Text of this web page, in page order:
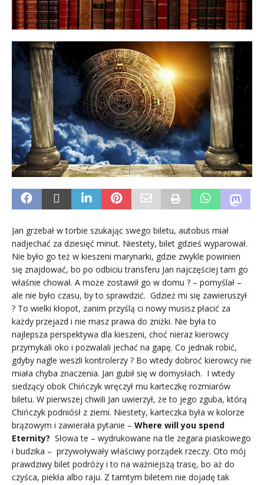
Jan grzebał w torbie szukając swego biletu, autobus miał
nadjechać za dziesięć minut. Niestety, bilet gdzieś wyparował.
Nie było go też w kieszeni marynarki, gdzie zwykle powinien
się znajdować, bo po odbiciu transferu Jan najczęściej tam go
właśnie chował. A może zostawił go w domu ? – pomyślał –
ale nie było czasu, by to sprawdzić. Gdzież mi się zawieruszył
? To wielki kłopot, zanim przyślą ci nowy musisz płacić za
każdy przejazd i nie masz prawa do zniżki. Nie była to
najlepsza perspektywa dla kieszeni, choć nieraz kierowcy
przymykali oko i pozwalali jechać na gapę. Co jednak robić,
gdyby nagle weszli kontrolerzy ? Bo wtedy dobroć kierowcy nie
miała chyba znaczenia. Jan gubił się w domysłach. I wtedy
siedzący obok Chińczyk wręczył mu karteczkę rozmiarów
biletu. W pierwszej chwili Jan uwierzył, że to jego zguba, którą
Chińczyk podniósł z ziemi. Niestety, karteczka była w kolorze
brązowym i zawierała pytanie – Where will you spend
Eternity? Słowa te – wydrukowane na tle zegara piaskowego
i budzika – przywoływały właściwy porządek rzeczy. Oto mój
prawdziwy bilet podróży i to na ważniejszą trasę, bo aż do
czyśca, piekła albo raju. Z tamtym biletem nie dojadę tak